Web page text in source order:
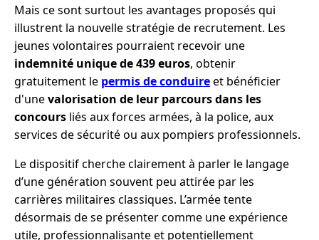
Mais ce sont surtout les avantages proposés qui
illustrent la nouvelle stratégie de recrutement. Les
jeunes volontaires pourraient recevoir une
indemnité unique de 439 euros, obtenir
gratuitement le permis de conduireet bénéficier
d'unevalorisation de leur parcours dans les
concours liés aux forces armées, à la police, aux
services de sécurité ou aux pompiers professionnels.
Le dispositif cherche clairement à parler le langage
d’une génération souvent peu attirée par les
carrières militaires classiques. L’armée tente
désormais de se présenter comme une expérience
utile, professionnalisante et potentiellement